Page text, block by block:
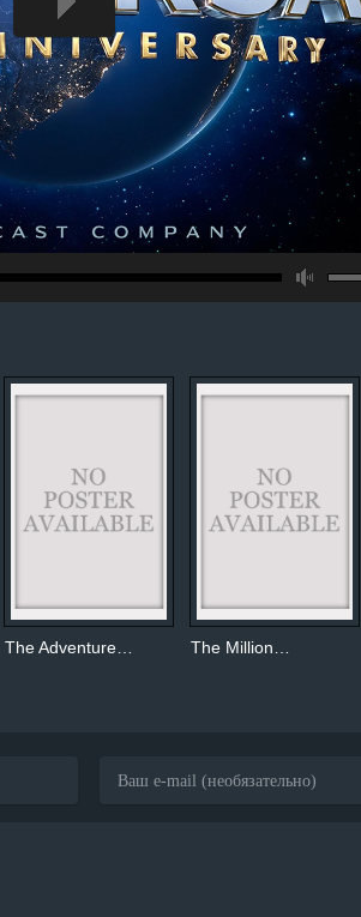
The Adventure… The Million…